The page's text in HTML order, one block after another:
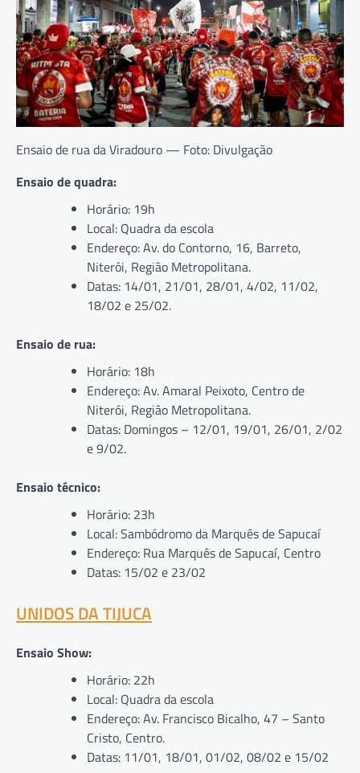
Ensaio de rua da Viradouro — Foto: Divulgação
Ensaio de quadra:
Horário: 19h
Local: Quadra da escola
Endereço: Av. do Contorno, 16, Barreto,
Niterói, Região Metropolitana.
Datas: 14/01, 21/01, 28/01, 4/02, 11/02,
18/02 e 25/02.
Ensaio de rua:
Horário: 18h
Endereço: Av. Amaral Peixoto, Centro de
Niterói, Região Metropolitana.
Datas: Domingos – 12/01, 19/01, 26/01, 2/02
e 9/02.
Ensaio técnico:
Horário: 23h
Local: Sambódromo da Marquês de Sapucaí
Endereço: Rua Marquês de Sapucaí, Centro
Datas: 15/02 e 23/02
UNIDOS DA TIJUCA
Ensaio Show:
Horário: 22h
Local: Quadra da escola
Endereço: Av. Francisco Bicalho, 47 – Santo
Cristo, Centro.
Datas: 11/01, 18/01, 01/02, 08/02 e 15/02